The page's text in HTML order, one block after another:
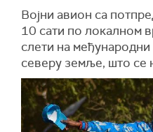
Војни авион са
10 сати по локалном
слети на
северу земље, што се